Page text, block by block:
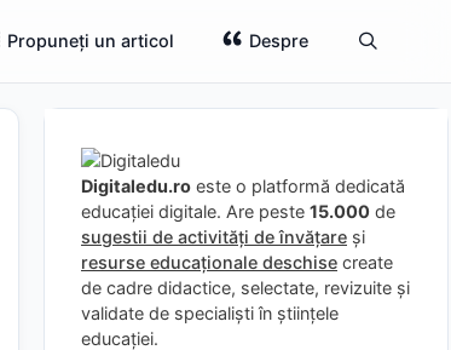
Propuneți un articol Despre
Digitaledu.ro este o platformă dedicată
educației digitale. Are peste 15.000 de
sugestii de activități de învățare și
resurse educaționale deschise create
de cadre didactice, selectate, revizuite și
validate de specialiști în științele
educației.